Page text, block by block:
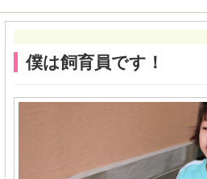
僕は飼育員です！